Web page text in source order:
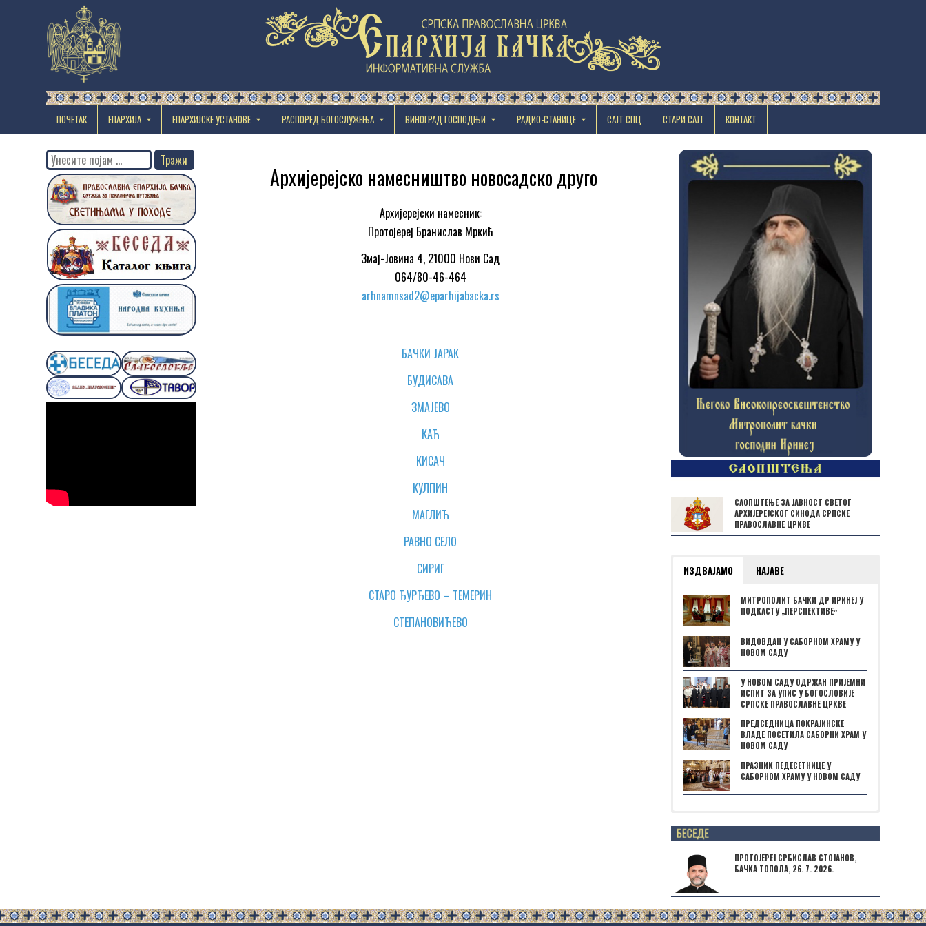
ПОЧЕТАК ЕПАРХИЈА EПАРХИЈСКЕ УСТАНОВЕ РАСПОРЕД БОГОСЛУЖЕЊА ВИНОГРАД ГОСПОДЊИ РАДИО-СТАНИЦЕ САЈТ СПЦ СТАРИ САЈТ КОНТАКТ
Архијерејско намесништво новосадско друго
Архијерејски намесник:
Протојереј Бранислав Мркић
Змај-Јовина 4, 21000 Нови Сад
064/80-46-464
arhnamnsad2@eparhijabacka.rs
БАЧКИ ЈАРАК
БУДИСАВА
ЗМАЈЕВО
КАЋ
КИСАЧ
КУЛПИН
МАГЛИЋ
РАВНО СЕЛО
СИРИГ
СТАРО ЂУРЂЕВО – ТЕМЕРИН
СТЕПАНОВИЋЕВО
Search
for:
САОПШТЕЊЕ ЗА ЈАВНОСТ СВЕТОГ
АРХИЈЕРЕЈСКОГ СИНОДА СРПСКЕ
ПРАВОСЛАВНЕ ЦРКВЕ
ИЗДВАЈАМО НАЈАВЕ
МИТРОПОЛИТ БАЧКИ ДР ИРИНЕЈ У
ПОДКАСТУ „ПЕРСПЕКТИВЕˮ
ВИДОВДАН У САБОРНОМ ХРАМУ У
НОВОМ САДУ
У НОВОМ САДУ ОДРЖАН ПРИЈЕМНИ
ИСПИТ ЗА УПИС У БОГОСЛОВИЈЕ
СРПСКЕ ПРАВОСЛАВНЕ ЦРКВЕ
ПРЕДСЕДНИЦА ПОКРАЈИНСКЕ
ВЛАДЕ ПОСЕТИЛА САБОРНИ ХРАМ У
НОВОМ САДУ
ПРАЗНИК ПЕДЕСЕТНИЦЕ У
САБОРНОМ ХРАМУ У НОВОМ САДУ
Posts not found
ПРОТОЈЕРЕЈ СРБИСЛАВ СТОЈАНОВ,
БАЧКА ТОПОЛА, 26. 7. 2026.